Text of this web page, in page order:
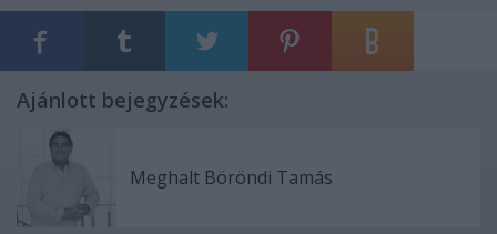
Ajánlott bejegyzések:
Meghalt Böröndi Tamás